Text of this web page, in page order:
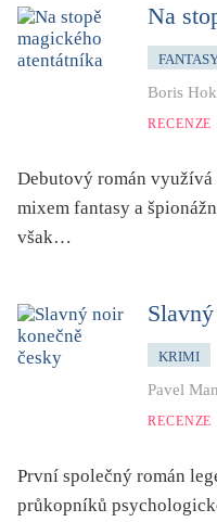
město
moderní klasika (do 60.
náboženství, víra
násilí
nemoc, zdraví, životní
o překladu
obrázková
od 15 let
pohádka
povídka
Na
Boris
RECENZE
Debutový román
mixem fantasy a
však…
KRIMI
Pavel
RECENZE
První společný román
průkopníků